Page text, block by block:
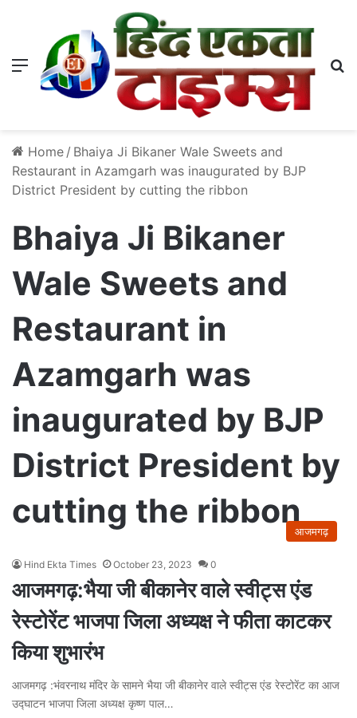
Menu
Home / Bhaiya Ji Bikaner Wale Sweets and
Restaurant in Azamgarh was inaugurated by BJP
District President by cutting the ribbon
Bhaiya Ji Bikaner
Wale Sweets and
Restaurant in
Azamgarh was
inaugurated by BJP
District President by
cutting the ribbon
आजमगढ़
Hind Ekta Times October 23, 2023 0
आजमगढ़:भैया जी बीकानेर वाले स्वीट्स एंड
रेस्टोरेंट भाजपा जिला अध्यक्ष ने फीता काटकर
किया शुभारंभ
आजमगढ़ :भंवरनाथ मंदिर के सामने भैया जी बीकानेर वाले स्वीट्स एंड रेस्टोरेंट का आज
उद्घाटन भाजपा जिला अध्यक्ष कृष्ण पाल…